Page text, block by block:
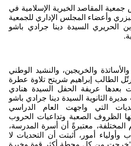
المقاصد الخيرية الإسلامية في
وأعضاء المجلس الإداري للجمعية
الحريري السيدة دينا جرادي باشو
والخريجين، والنشيد الوطني
رتّل الطالب إبراهيم شريتح تلاوة عطرة
بعدها عريفة الحفل السيدة هنادي
الثانوية السيدة دينا جرادي باشو
التي واجهت العام الدراسي
الظروف الصعبة وتداعيات الحروب
المختلفة، معتبرةً أن أسرة المدرسة،
أمور، أثبتت أن التحديات لا